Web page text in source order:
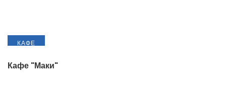
КАФЕ
Кафе "Маки"